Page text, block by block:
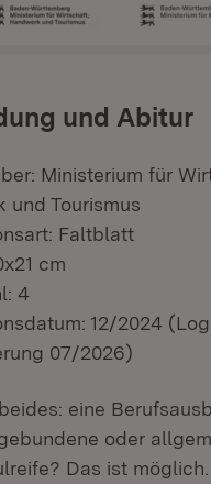
und Abitur
Ministerium für
und Tourismus
Faltblatt
cm
4
12/2024
07/2026)
eine
oder
Das ist